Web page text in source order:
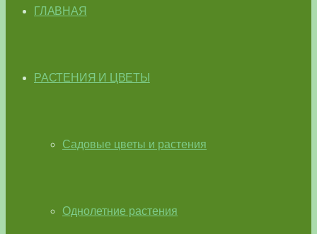
ГЛАВНАЯ
РАСТЕНИЯ И ЦВЕТЫ
Садовые цветы и растения
Однолетние растения